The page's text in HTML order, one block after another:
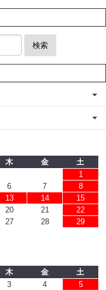
検索
木 金
土
1
6 7
8
13 14
15
20 21
22
27 28
29
木 金
土
3 4
5